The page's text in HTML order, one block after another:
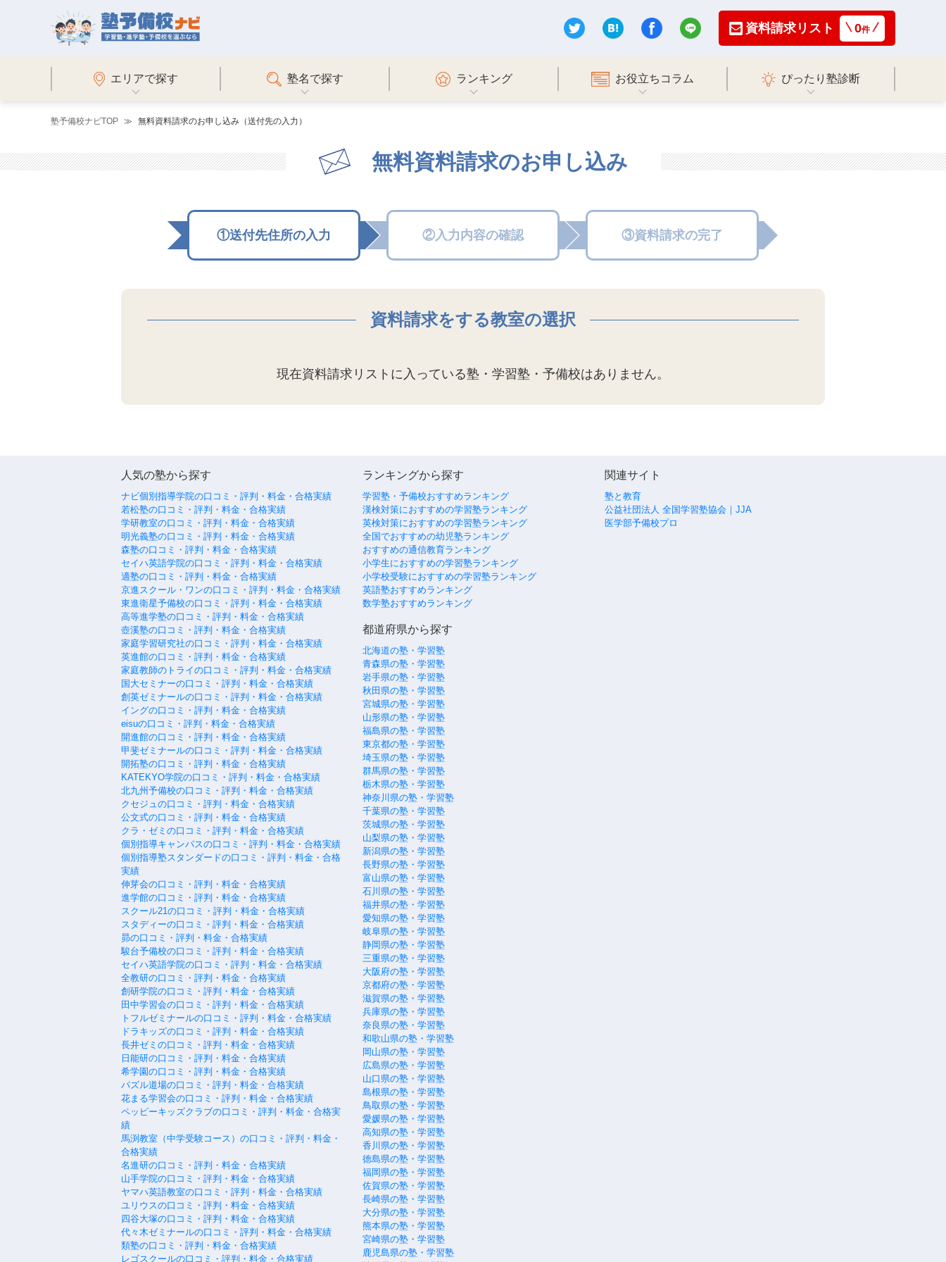
資料請求リスト 0件
エリアで探す 塾名で探す ランキング お役立ちコラム ぴったり塾診断
塾予備校ナビTOP 無料資料請求のお申し込み（送付先の入力）
無料資料請求のお申し込み
①送付先住所の入力 ②入力内容の確認 ③資料請求の完了
資料請求をする教室の選択
現在資料請求リストに入っている塾・学習塾・予備校はありません。
人気の塾から探す
ナビ個別指導学院の口コミ・評判・料金・合格実績
若松塾の口コミ・評判・料金・合格実績
学研教室の口コミ・評判・料金・合格実績
明光義塾の口コミ・評判・料金・合格実績
森塾の口コミ・評判・料金・合格実績
セイハ英語学院の口コミ・評判・料金・合格実績
適塾の口コミ・評判・料金・合格実績
京進スクール・ワンの口コミ・評判・料金・合格実績
東進衛星予備校の口コミ・評判・料金・合格実績
高等進学塾の口コミ・評判・料金・合格実績
壺溪塾の口コミ・評判・料金・合格実績
家庭学習研究社の口コミ・評判・料金・合格実績
英進館の口コミ・評判・料金・合格実績
家庭教師のトライの口コミ・評判・料金・合格実績
国大セミナーの口コミ・評判・料金・合格実績
創英ゼミナールの口コミ・評判・料金・合格実績
イングの口コミ・評判・料金・合格実績
eisuの口コミ・評判・料金・合格実績
開進館の口コミ・評判・料金・合格実績
甲斐ゼミナールの口コミ・評判・料金・合格実績
開拓塾の口コミ・評判・料金・合格実績
KATEKYO学院の口コミ・評判・料金・合格実績
北九州予備校の口コミ・評判・料金・合格実績
クセジュの口コミ・評判・料金・合格実績
公文式の口コミ・評判・料金・合格実績
クラ・ゼミの口コミ・評判・料金・合格実績
個別指導キャンパスの口コミ・評判・料金・合格実績
個別指導塾スタンダードの口コミ・評判・料金・合格
実績
伸芽会の口コミ・評判・料金・合格実績
進学館の口コミ・評判・料金・合格実績
スクール21の口コミ・評判・料金・合格実績
スタディーの口コミ・評判・料金・合格実績
昴の口コミ・評判・料金・合格実績
駿台予備校の口コミ・評判・料金・合格実績
セイハ英語学院の口コミ・評判・料金・合格実績
全教研の口コミ・評判・料金・合格実績
創研学院の口コミ・評判・料金・合格実績
田中学習会の口コミ・評判・料金・合格実績
トフルゼミナールの口コミ・評判・料金・合格実績
ドラキッズの口コミ・評判・料金・合格実績
長井ゼミの口コミ・評判・料金・合格実績
日能研の口コミ・評判・料金・合格実績
希学園の口コミ・評判・料金・合格実績
パズル道場の口コミ・評判・料金・合格実績
花まる学習会の口コミ・評判・料金・合格実績
ペッピーキッズクラブの口コミ・評判・料金・合格実
績
馬渕教室（中学受験コース）の口コミ・評判・料金・
合格実績
名進研の口コミ・評判・料金・合格実績
山手学院の口コミ・評判・料金・合格実績
ヤマハ英語教室の口コミ・評判・料金・合格実績
ユリウスの口コミ・評判・料金・合格実績
四谷大塚の口コミ・評判・料金・合格実績
代々木ゼミナールの口コミ・評判・料金・合格実績
類塾の口コミ・評判・料金・合格実績
レゴスクールの口コミ・評判・料金・合格実績
ランキングから探す
学習塾・予備校おすすめランキング
漢検対策におすすめの学習塾ランキング
英検対策におすすめの学習塾ランキング
全国でおすすめの幼児塾ランキング
おすすめの通信教育ランキング
小学生におすすめの学習塾ランキング
小学校受験におすすめの学習塾ランキング
英語塾おすすめランキング
数学塾おすすめランキング
都道府県から探す
北海道の塾・学習塾
青森県の塾・学習塾
岩手県の塾・学習塾
秋田県の塾・学習塾
宮城県の塾・学習塾
山形県の塾・学習塾
福島県の塾・学習塾
東京都の塾・学習塾
埼玉県の塾・学習塾
群馬県の塾・学習塾
栃木県の塾・学習塾
神奈川県の塾・学習塾
千葉県の塾・学習塾
茨城県の塾・学習塾
山梨県の塾・学習塾
新潟県の塾・学習塾
長野県の塾・学習塾
富山県の塾・学習塾
石川県の塾・学習塾
福井県の塾・学習塾
愛知県の塾・学習塾
岐阜県の塾・学習塾
静岡県の塾・学習塾
三重県の塾・学習塾
大阪府の塾・学習塾
京都府の塾・学習塾
滋賀県の塾・学習塾
兵庫県の塾・学習塾
奈良県の塾・学習塾
和歌山県の塾・学習塾
岡山県の塾・学習塾
広島県の塾・学習塾
山口県の塾・学習塾
島根県の塾・学習塾
鳥取県の塾・学習塾
愛媛県の塾・学習塾
高知県の塾・学習塾
香川県の塾・学習塾
徳島県の塾・学習塾
福岡県の塾・学習塾
佐賀県の塾・学習塾
長崎県の塾・学習塾
大分県の塾・学習塾
熊本県の塾・学習塾
宮崎県の塾・学習塾
鹿児島県の塾・学習塾
関連サイト
塾と教育
公益社団法人 全国学習塾協会｜JJA
医学部予備校プロ